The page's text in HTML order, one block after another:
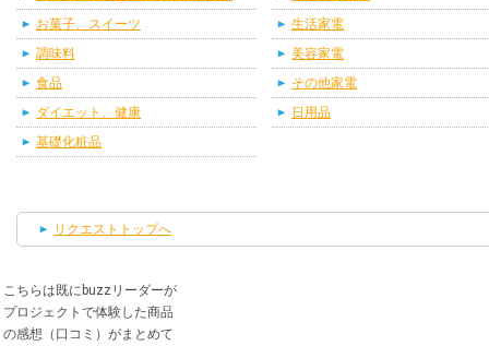
お菓子、スイーツ
調味料
食品
ダイエット、健康
基礎化粧品
生活家電
美容家電
その他家電
日用品
リクエストトップへ
こちらは既にbuzzリーダーが
プロジェクトで体験した商品
の感想（口コミ）がまとめて